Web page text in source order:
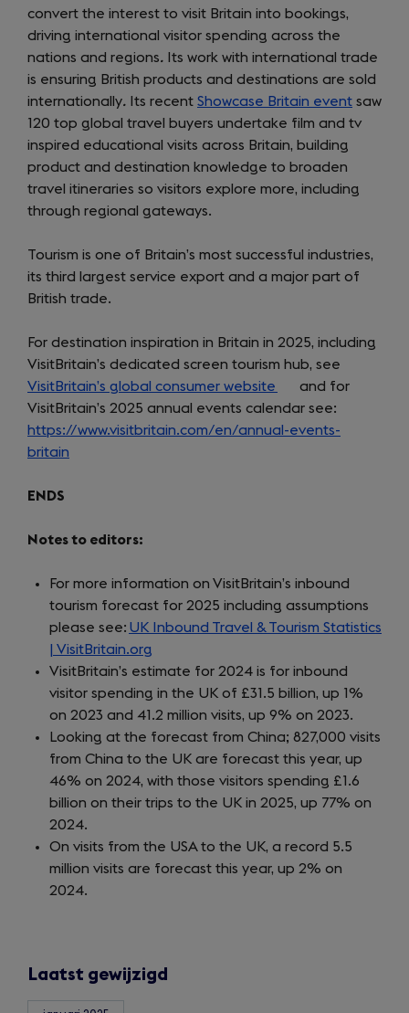
convert the interest to visit Britain into bookings,
driving international visitor spending across the
nations and regions. Its work with international trade
is ensuring British products and destinations are sold
internationally. Its recent Showcase Britain event saw
120 top global travel buyers undertake film and tv
inspired educational visits across Britain, building
product and destination knowledge to broaden
travel itineraries so visitors explore more, including
through regional gateways.
Tourism is one of Britain’s most successful industries,
its third largest service export and a major part of
British trade.
For destination inspiration in Britain in 2025, including
VisitBritain’s dedicated screen tourism hub, see
VisitBritain’s global consumer website
(opens
in
a
and for
VisitBritain’s 2025 annual events calendar see:
https://www.visitbritain.com/en/annual-events-
britain
tab)
ENDS
Notes to editors:
For more information on VisitBritain’s inbound
tourism forecast for 2025 including assumptions
please see: UK Inbound Travel & Tourism Statistics
| VisitBritain.org
VisitBritain’s estimate for 2024 is for inbound
visitor spending in the UK of £31.5 billion, up 1%
on 2023 and 41.2 million visits, up 9% on 2023.
Looking at the forecast from China; 827,000 visits
from China to the UK are forecast this year, up
46% on 2024, with those visitors spending £1.6
billion on their trips to the UK in 2025, up 77% on
2024.
On visits from the USA to the UK, a record 5.5
million visits are forecast this year, up 2% on
2024.
Laatst gewijzigd